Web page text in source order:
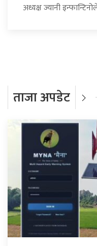
अध्यक्ष ज्यानी
ताजा अपडेट